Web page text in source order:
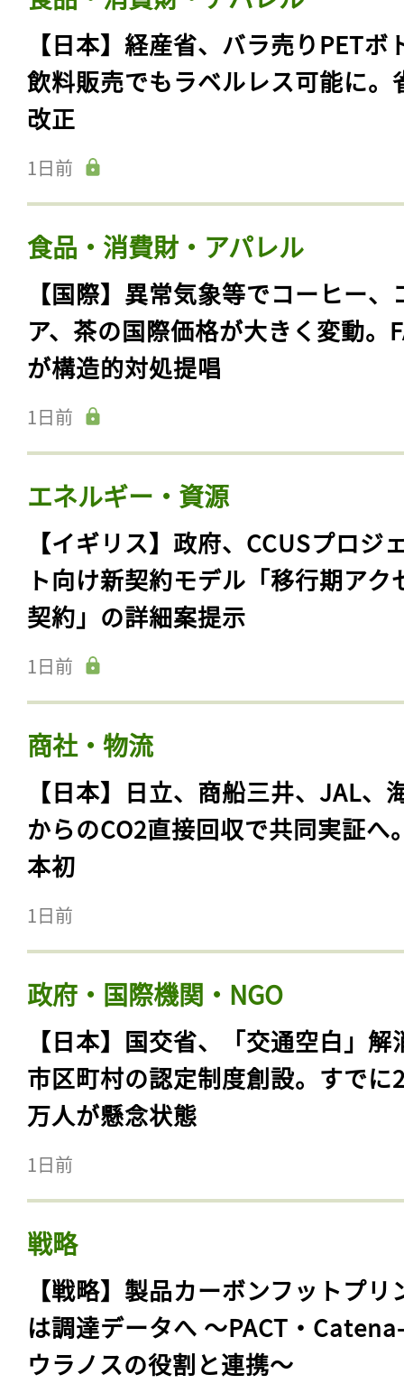
【日本】経産省、バラ売りPETボ
飲料販売でもラベルレス可能に。
改正
1日前
食品・消費財・アパレル
【国際】異常気象等でコーヒー、
ア、茶の国際価格が大きく変動。
が構造的対処提唱
1日前
エネルギー・資源
【イギリス】政府、CCUSプロジ
ト向け新契約モデル「移行期アク
契約」の詳細案提示
1日前
商社・物流
【日本】日立、商船三井、JAL、
からのCO2直接回収で共同実証へ
本初
1日前
政府・国際機関・NGO
【日本】国交省、「交通空白」解
市区町村の認定制度創設。すでに
万人が懸念状態
1日前
戦略
【戦略】製品カーボンフットプリ
は調達データへ 〜PACT・
ウラノスの役割と連携〜